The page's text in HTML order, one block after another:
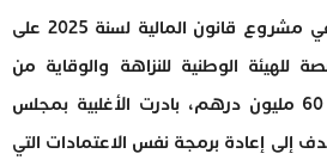
بعد أن أقدمت الحكومة في مشروع قانون المالية لسنة 2025 على
الوطنية للنزاهة والوقاية من
الرشوة ومحاربتها بحوالي 60 مليون درهم، بادرت الأغلبية بمجلس
إلى إعادة برمجة نفس الاعتمادات التي